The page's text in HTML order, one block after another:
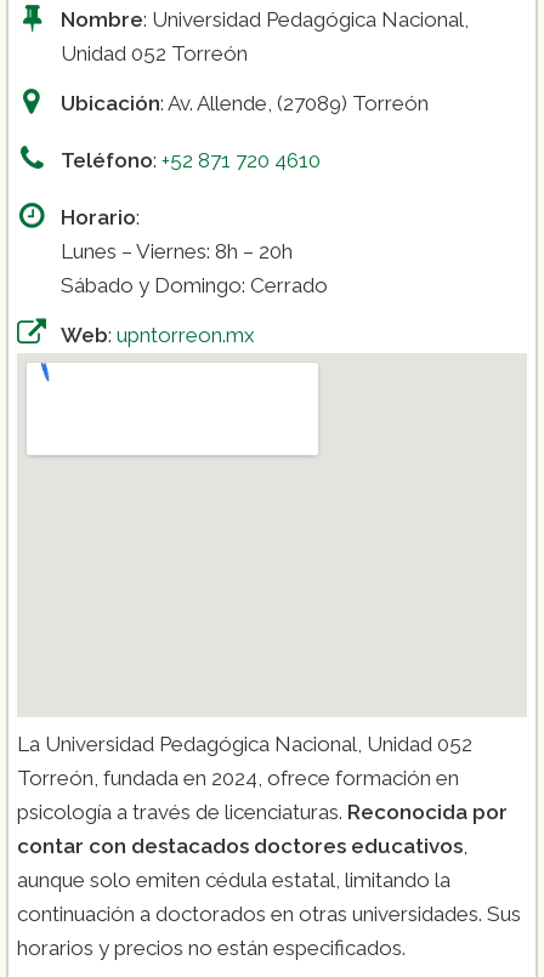
Nombre: Universidad Pedagógica Nacional,
Unidad 052 Torreón
Ubicación: Av. Allende, (27089) Torreón
Teléfono: +52 871 720 4610
Horario:
Lunes – Viernes: 8h – 20h
Sábado y Domingo: Cerrado
Web: upntorreon.mx
La Universidad Pedagógica Nacional, Unidad 052
Torreón, fundada en 2024, ofrece formación en
psicología a través de licenciaturas. Reconocida por
contar con destacados doctores educativos
aunque solo emiten cédula estatal, limitando la
continuación a doctorados en otras universidades. Sus
horarios y precios no están especificados.